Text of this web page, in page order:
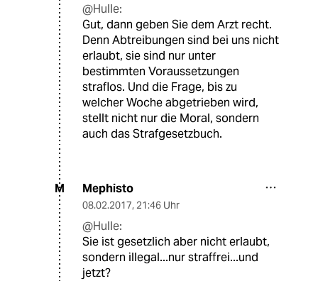
@Hulle:
Gut, dann geben Sie dem Arzt recht.
Denn Abtreibungen sind bei uns nicht
erlaubt, sie sind nur unter
bestimmten Voraussetzungen
straflos. Und die Frage, bis zu
welcher Woche abgetrieben wird,
stellt nicht nur die Moral, sondern
auch das Strafgesetzbuch.
M Mephisto
08.02.2017, 21:46 Uhr
@Hulle:
Sie ist gesetzlich aber nicht erlaubt,
sondern illegal...nur straffrei...und
jetzt?